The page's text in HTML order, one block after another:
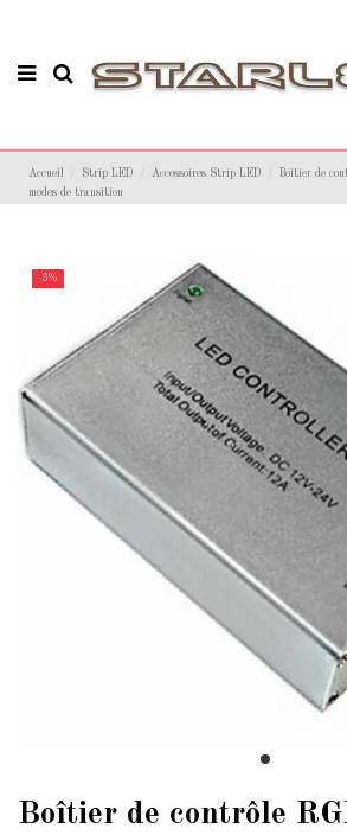
Accueil Strip LED Accessoires Strip LED
Boîtier de
modes de transition
-3%
Boîtier de contrôle